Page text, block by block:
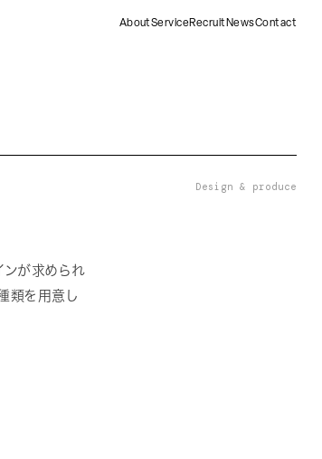
AboutServiceRecruitNewsContact
Design & produce
ンが求められ
類を用意し